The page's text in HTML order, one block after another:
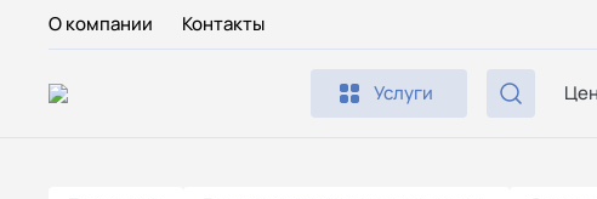
О компании Контакты
Услуги